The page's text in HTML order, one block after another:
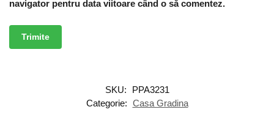
navigator pentru data viitoare când o să comentez.
SKU:
PPA3231
Categorie: Casa Gradina